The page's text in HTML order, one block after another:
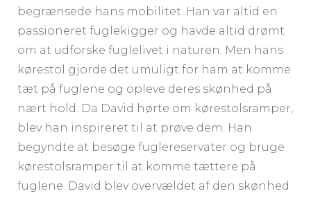
begrænsede hans mobilitet. Han var altid en
passioneret fuglekigger og havde altid drømt
om at udforske fuglelivet i naturen. Men hans
kørestol gjorde det umuligt for ham at komme
tæt på fuglene og opleve deres skønhed på
nært hold. Da David hørte om kørestolsramper,
blev han inspireret til at prøve dem. Han
begyndte at besøge fuglereservater og bruge
kørestolsramper til at komme tættere på
fuglene. David blev overvældet af den skønhed